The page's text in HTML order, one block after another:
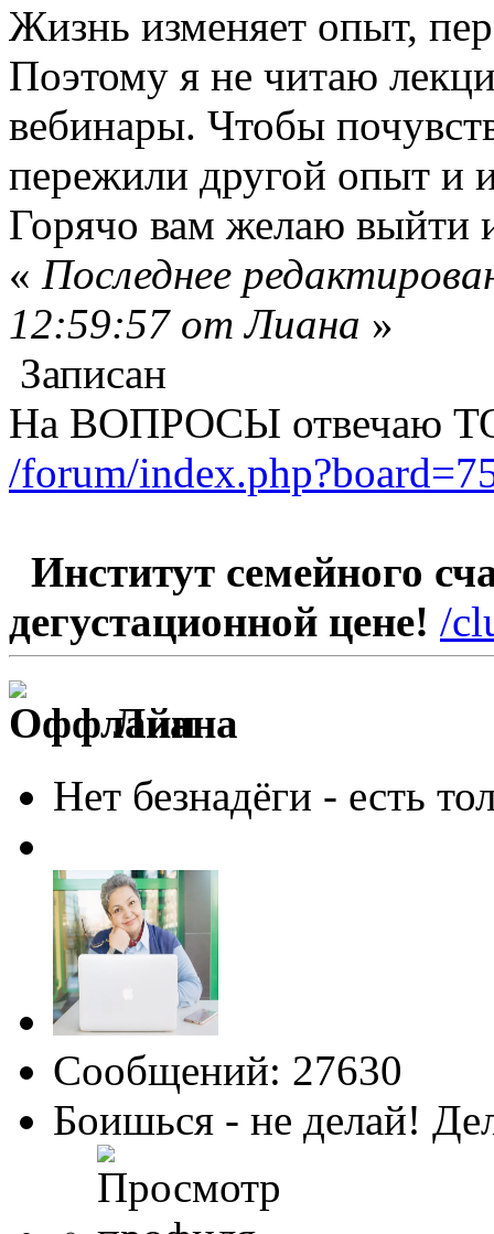
Жизнь изменяет опыт,
Поэтому я не читаю
вебинары. Чтобы
пережили другой опыт и
Горячо вам желаю выйти
« Последнее
12:59:57 от Лиана »
Записан
На ВОПРОСЫ отвечаю
/forum/
Институт семейного
дегустационной цене! /
Лиана
Нет безнадёги - есть
Сообщений: 27630
Боишься - не делай!